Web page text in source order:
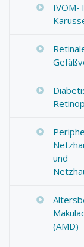
IVOM-
und
(AMD)